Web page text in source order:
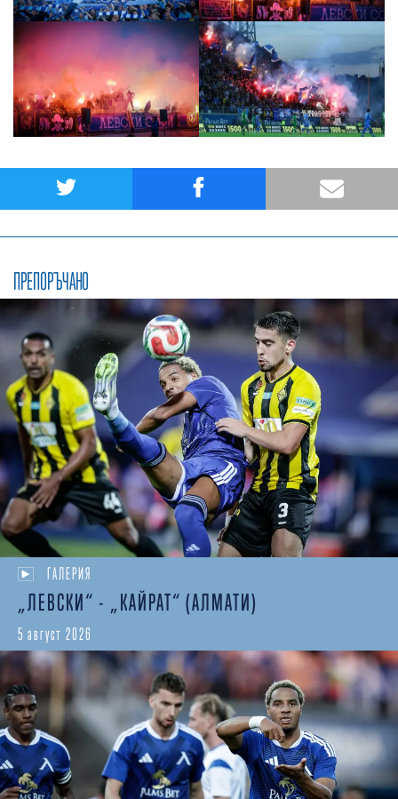
ПРЕПОРЪЧАНО
ГАЛЕРИЯ
„ЛЕВСКИ“ - „КАЙРАТ“ (АЛМАТИ)
5 август 2026